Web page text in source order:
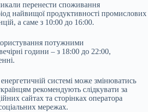
перенести споживання
найвищої продуктивності промислових
а саме з 10:00 до 16:00.
потужними
години – з 18:00 до 22:00,
системі може змінюватись
рекомендують слідкувати за
сайтах та сторінках оператора
мережах.